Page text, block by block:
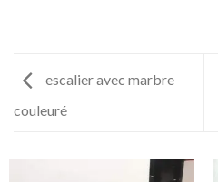
escalier avec marbre
couleuré